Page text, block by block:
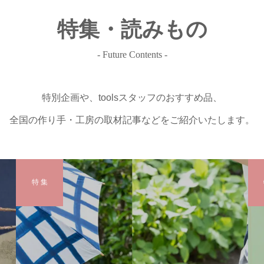
特集・読みもの
- Future Contents -
特別企画や、toolsスタッフのおすすめ品、
全国の作り手・工房の取材記事などをご紹介いたします。
特 集